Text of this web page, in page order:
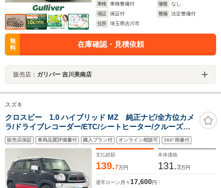
車検
車検整備付 修復
なし
保証
保証付 整備
法定整備付
住所
埼玉県吉川市
無
料
在庫確認・見積依頼
販売店： ガリバー 吉川美南店
スズキ
クロスビー 1.0 ハイブリッド MZ 純正ナビ/全方位カメ
ラ/ドライブレコーダー/ETC/シートヒーター/クルーズコ
ントロール/パドルシフト/衝突軽減ブレーキ/レーンキープ
アシスト/アイドリングストップ/純正フロアマット/純正ア
ルミホイール/フルセグTV
販売店保証 車両品質評価書付 購入プラン付 オンライン相談可 360°画像付
支払総額
139.7万円
本体価格
131.3万円
通常ローン 月々 17,600円